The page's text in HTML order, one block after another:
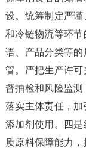
设。统筹制定严
和冷链物流等环
语、产品分类等
管。严把生产许
督抽检和风险监
落实主体责任，
添加剂使用。四
质原料保障能力